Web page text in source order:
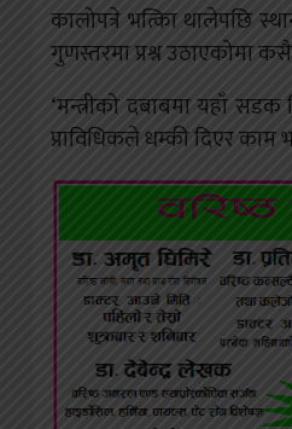
कालोपत्रे भत्किा थालेपछि
गुणस्तरमा प्रश्न उठाएकोमा
‘मन्त्रीको दबाबमा यहाँ
प्राविधिकले धम्की दिएर काम